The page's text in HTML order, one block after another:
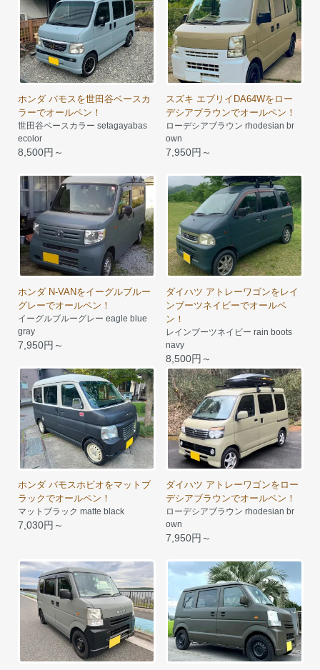
ホンダ バモスを世田谷ベースカ
ラーでオールペン！
世田谷ベースカラー setagayabas
ecolor
8,500円～
スズキ エブリイDA64Wをロー
デシアブラウンでオールペン！
ローデシアブラウン rhodesian br
own
7,950円～
ホンダ N-VANをイーグルブルー
グレーでオールペン！
イーグルブルーグレー eagle blue
gray
7,950円～
ダイハツ アトレーワゴンをレイ
ンブーツネイビーでオールペ
ン！
レインブーツネイビー rain boots
navy
8,500円～
ホンダ バモスホビオをマットブ
ラックでオールペン！
マットブラック matte black
7,030円～
ダイハツ アトレーワゴンをロー
デシアブラウンでオールペン！
ローデシアブラウン rhodesian br
own
7,950円～